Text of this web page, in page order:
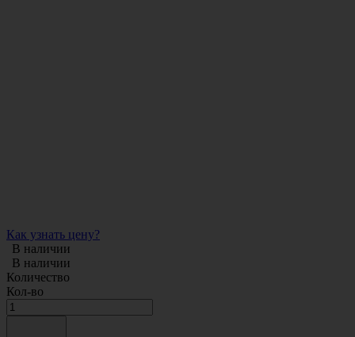
Как узнать цену?
В наличии
В наличии
Количество
Кол-во